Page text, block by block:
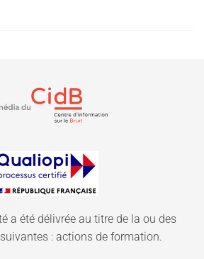
a été délivrée au titre de la ou des
: actions de formation.